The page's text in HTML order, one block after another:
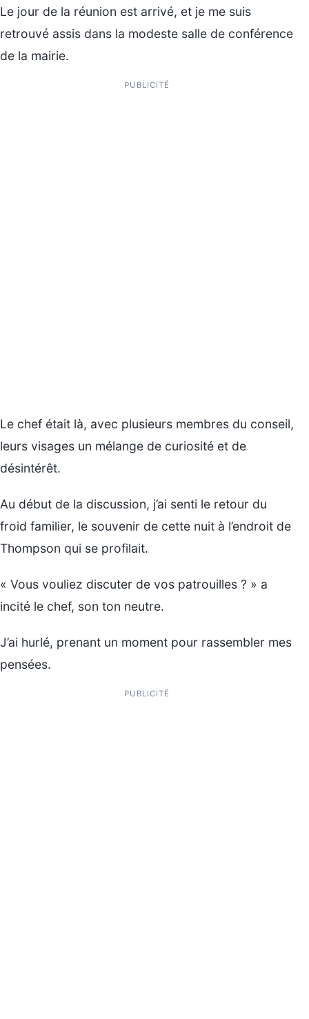
Le jour de la réunion est arrivé, et je me suis
retrouvé assis dans la modeste salle de conférence
de la mairie.
PUBLICITÉ
Le chef était là, avec plusieurs membres du conseil,
leurs visages un mélange de curiosité et de
désintérêt.
Au début de la discussion, j’ai senti le retour du
froid familier, le souvenir de cette nuit à l’endroit de
Thompson qui se profilait.
« Vous vouliez discuter de vos patrouilles ? » a
incité le chef, son ton neutre.
J’ai hurlé, prenant un moment pour rassembler mes
pensées.
PUBLICITÉ